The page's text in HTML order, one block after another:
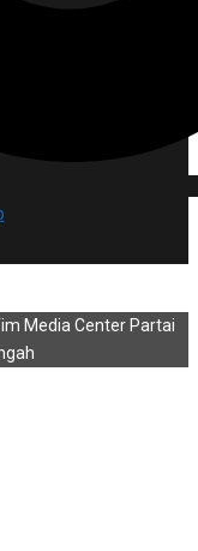
Media Center Partai